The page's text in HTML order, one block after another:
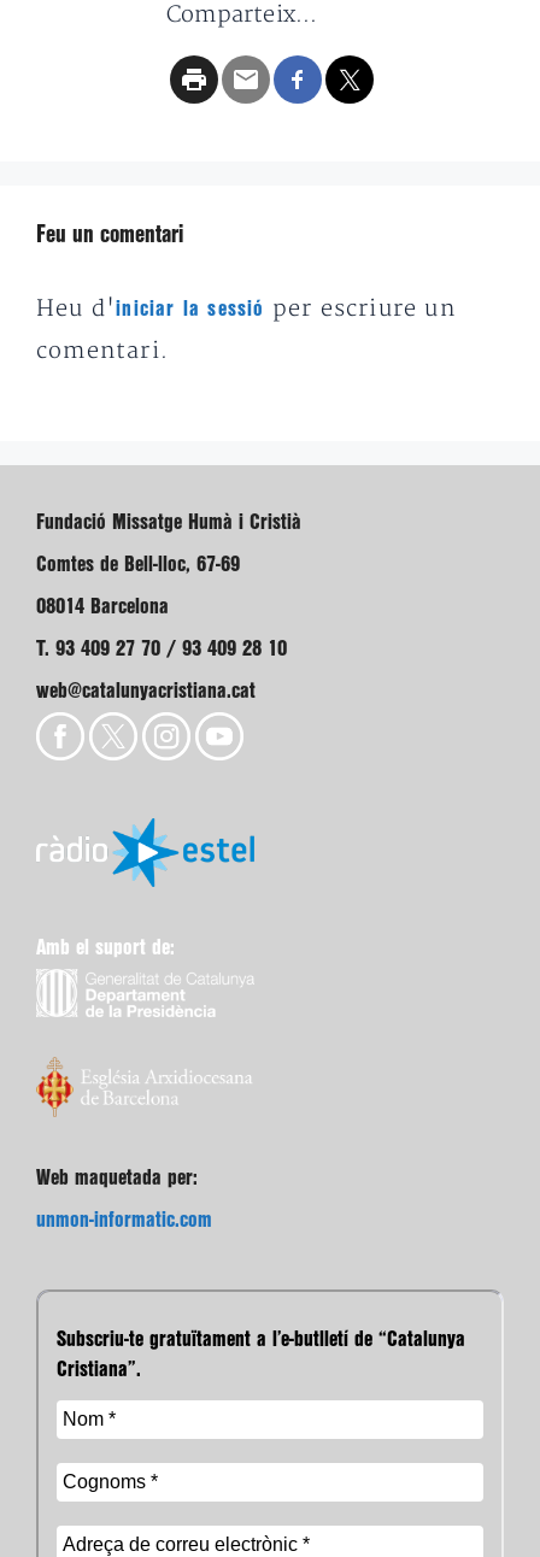
Comparteix...
Feu un comentari
Heu d'iniciar la sessió
per escriure un
comentari.
Fundació Missatge Humà i Cristià
Comtes de Bell-lloc, 67-69
08014 Barcelona
T. 93 409 27 70 / 93 409 28 10
web@catalunyacristiana.cat
Amb el suport de:
Web maquetada per:
unmon-informatic.com
Subscriu-te gratuïtament a l’e-butlletí de “Catalunya
Cristiana”.